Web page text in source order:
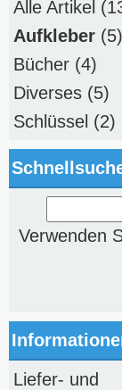
Alle Artikel
Aufkleber (5)
Bücher (4)
Diverses (5)
Schlüssel (2)
Verwenden
Liefer- und